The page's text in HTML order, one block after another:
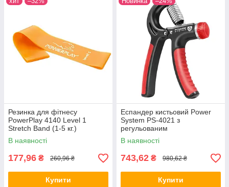
Резинка для фітнесу
PowerPlay 4140 Level 1
Stretch Band (1-5 кг.)
Помаранчева
В наявності
177,96 ₴ 260,96 ₴
Купити
Еспандер кистьовий Power
System PS-4021 з
регульованим
навантаженням 10-40 кг.
Power Hand Grip Black
В наявності
743,62 ₴ 980,62 ₴
Купити